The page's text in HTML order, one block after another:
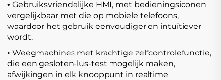
• Gebruiksvriendelijke HMI, met bedieningsiconen
vergelijkbaar met die op mobiele telefoons,
waardoor het gebruik eenvoudiger en intuïtiever
wordt.
• Weegmachines met krachtige zelfcontrolefunctie,
die een gesloten-lus-test mogelijk maken,
afwijkingen in elk knooppunt in realtime